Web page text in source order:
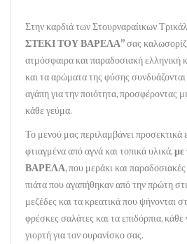
Στην καρδιά των Στουρναραίικων
ΣΤΕΚΙ ΤΟΥ ΒΑΡΕΛΑ”σας
ατμόσφαιρα και παραδοσιακή ελληνική
και τα αρώματα της φύσης
αγάπη για την ποιότητα, προσφέροντας
κάθε γεύμα.
Το μενού μας περιλαμβάνει προσεκτικά
φτιαγμένα από αγνά και τοπικά υλικά,με
ΒΑΡΕΛΑ, που μεράκι και
πιάτα που αγαπήθηκαν από την πρώτη
μεζέδες και τα κρεατικά που ψήνονται
φρέσκες σαλάτες και τα επιδόρπια, κάθε
γιορτή για τον ουρανίσκο σας.